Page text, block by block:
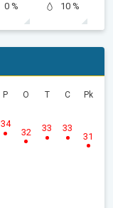
0 %
10 %
P
34
O
32
T
33
C
33
Pk
31